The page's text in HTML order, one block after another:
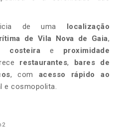
de uma localização
de Vila Nova de Gaia,
costeira e proximidade
restaurantes, bares de
, com acesso rápido ao
e cosmopolita.